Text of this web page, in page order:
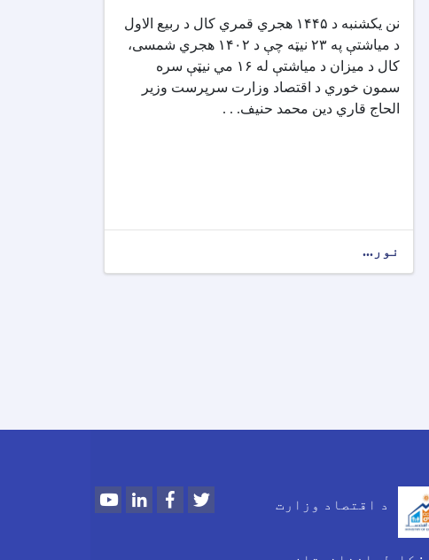
نن یکشنبه د ۱۴۴۵ هجري قمري کال د ربیع الاول
د میاشتې په ۲۳ نیټه چې د ۱۴۰۲ هجري شمسی،
کال د میزان د میاشتې له ۱۶ مي نیټې سره
سمون خوري د اقتصاد وزارت سرپرست وزیر
الحاج قاري دین محمد حنیف. . .
نور...
د اقتصاد وزارت
YoutubeLinkedInFacebook